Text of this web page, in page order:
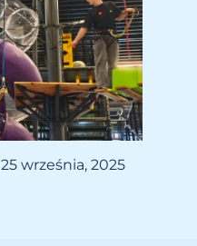
25 września, 2025